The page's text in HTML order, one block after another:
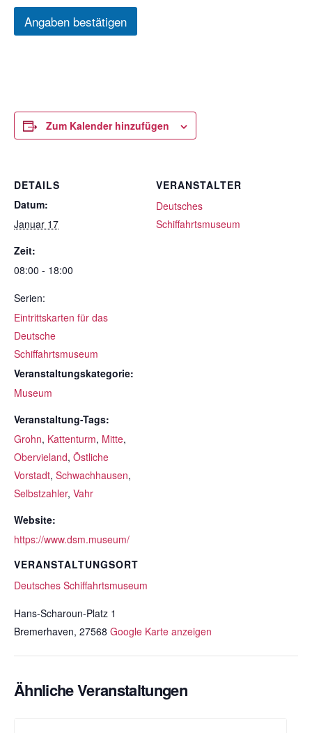
Angaben bestätigen
Zum Kalender hinzufügen
DETAILS
Datum:
Januar 17
Zeit:
08:00 - 18:00
Serien:
Eintrittskarten für das
Deutsche
Schiffahrtsmuseum
Veranstaltungskategorie:
Museum
Veranstaltung-Tags:
Grohn, Kattenturm, Mitte,
Obervieland, Östliche
Vorstadt, Schwachhausen,
Selbstzahler, Vahr
Website:
https://www.dsm.museum/
VERANSTALTUNGSORT
Deutsches Schiffahrtsmuseum
Hans-Scharoun-Platz 1
Bremerhaven, 27568 Google Karte anzeigen
VERANSTALTER
Deutsches
Schiffahrtsmuseum
Ähnliche Veranstaltungen